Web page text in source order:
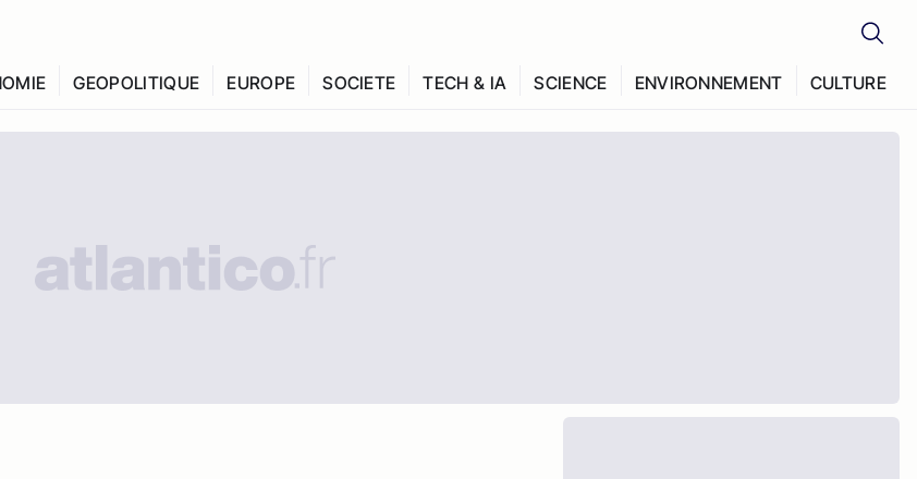
GEOPOLITIQUE EUROPE SOCIETE TECH & IA SCIENCE ENVIRONNEMENT CULTURE